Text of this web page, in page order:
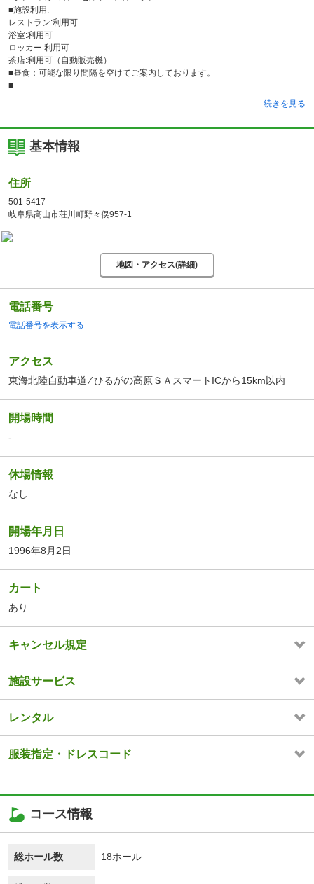
■施設利用:
レストラン:利用可
浴室:利用可
ロッカー:利用可
茶店:利用可（自動販売機）
■昼食：可能な限り間隔を空けてご案内しております。
■
続きを見る
基本情報
住所
501-5417
岐阜県高山市荘川町野々俣957-1
地図・アクセス(詳細)
電話番号
電話番号を表示する
アクセス
東海北陸自動車道 ⁄ ひるがの高原ＳＡスマートICから15km以内
開場時間
-
休場情報
なし
開場年月日
1996年8月2日
カート
あり
キャンセル規定
施設サービス
レンタル
服装指定・ドレスコード
コース情報
総ホール数 18ホール